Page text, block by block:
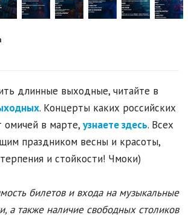
длинные выходные, читайте в
. Концерты каких российских
омичей в марте, узнаете здесь. Всех
праздником весны и красоты,
и стойкости! Чмоки)
билетов и входа на музыкальные
а также наличие свободных столиков